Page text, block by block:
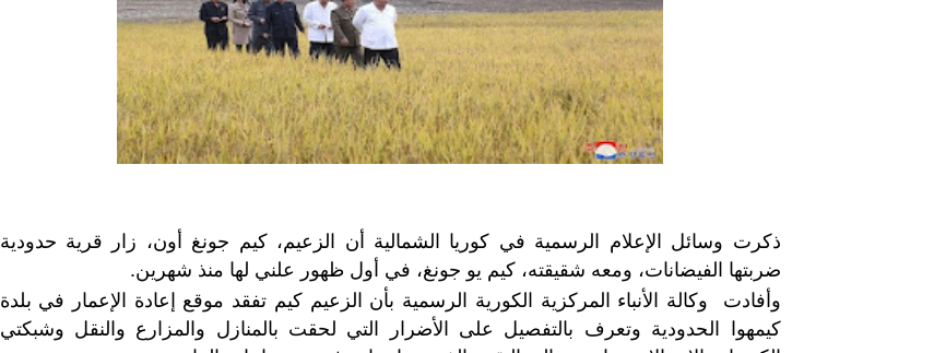
ذكرت وسائل الإعلام الرسمية في كوريا الشمالية أن الزعيم، كيم جونغ أون، زار قرية حدودية
ضربتها الفيضانات، ومعه شقيقته، كيم يو جونغ، في أول ظهور علني لها منذ شهرين.
وأفادت وكالة الأنباء المركزية الكورية الرسمية بأن الزعيم كيم تفقد موقع إعادة الإعمار في بلدة
كيمهوا الحدودية وتعرف بالتفصيل على الأضرار التي لحقت بالمنازل والمزارع والنقل وشبكتي